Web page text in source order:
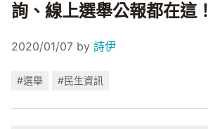
詢、線上選舉公報都在這！
2020/01/07 by 詩伊
#選舉 #民生資訊